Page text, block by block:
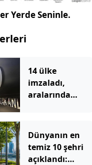
Yerde Seninle.
14 ülke
imzaladı,
aralarında
Dünyanın en
temiz 10 şehri
açıklandı: